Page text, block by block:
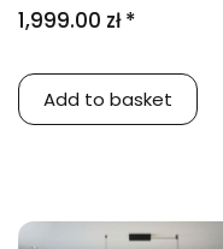
1,999.00 zł *
Add to basket